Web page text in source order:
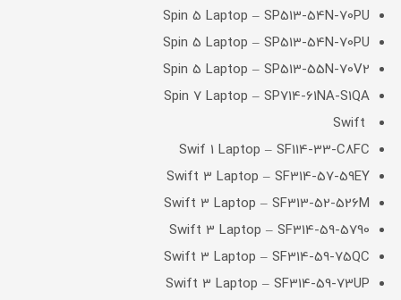
Spin 5 Laptop – SP513-54N-70PU
Spin 5 Laptop – SP513-54N-70PU
Spin 5 Laptop – SP513-55N-70V2
Spin 7 Laptop – SP714-61NA-S1QA
Swif 1 Laptop – SF114-33-C8FC
Swift 3 Laptop – SF314-57-59EY
Swift 3 Laptop – SF313-52-526M
Swift 3 Laptop – SF314-59-5790
Swift 3 Laptop – SF314-59-75QC
Swift 3 Laptop – SF314-59-73UP